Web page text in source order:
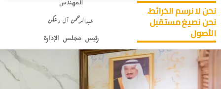
نحنلانرسمالخرائط،
نحننصيغمستقبل
الأصول
المهندس
عبدالرحمن آل دعكن
رئيس مجلس الإدارة